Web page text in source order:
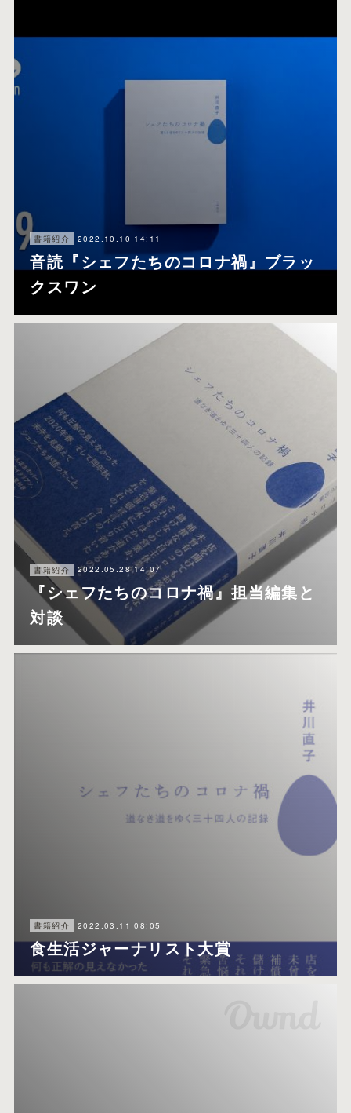
書籍紹介 2022.10.10 14:11
音読『シェフたちのコロナ禍』ブラッ
クスワン
書籍紹介 2022.05.28 14:07
『シェフたちのコロナ禍』担当編集と
対談
書籍紹介 2022.03.11 08:05
食生活ジャーナリスト大賞